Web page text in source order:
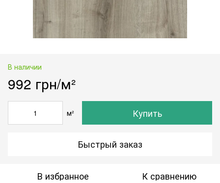
В наличии
992 грн/м²
м² Купить
Быстрый заказ
В избранное К сравнению